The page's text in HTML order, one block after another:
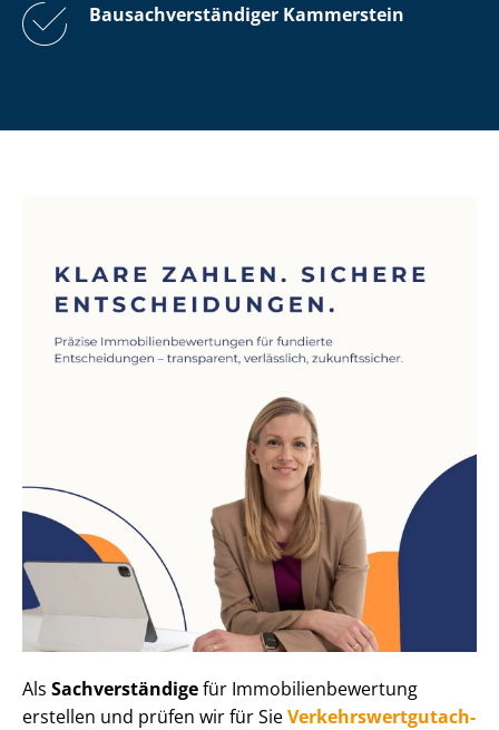
Bau­sach­ver­stän­di­ger Kammerstein
Als Sachverständigefür Im­mo­bi­li­en­be­wer­tung
erstellen und prüfen wir für SieVer­kehrs­wert­gut­ach­